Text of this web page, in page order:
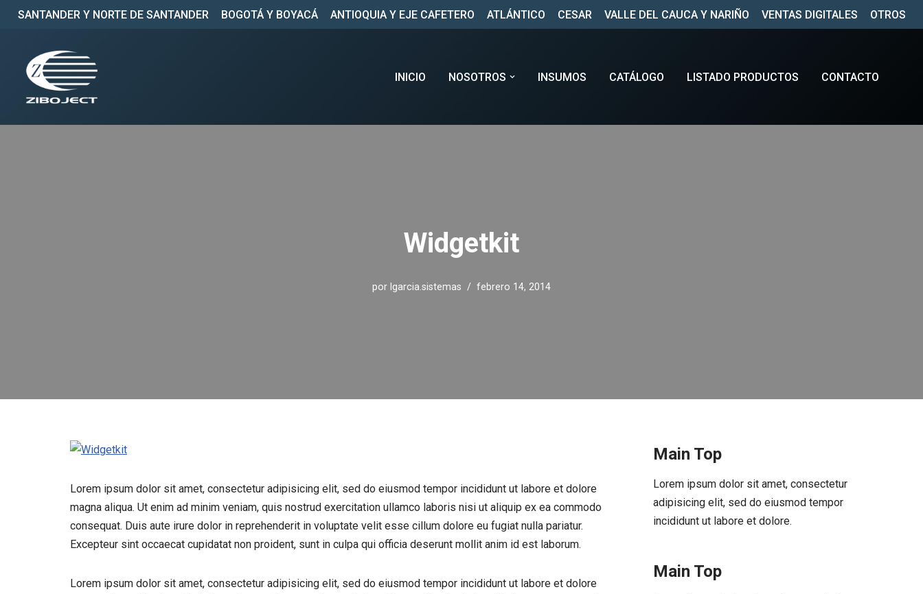
contenido
SANTANDER Y NORTE DE SANTANDER BOGOTÁ Y BOYACÁ ANTIOQUIA Y EJE CAFETERO ATLÁNTICO CESAR VALLE DEL CAUCA Y NARIÑO VENTAS DIGITALES OTROS
INICIO NOSOTROS INSUMOS CATÁLOGO LISTADO PRODUCTOS CONTACTO
Widgetkit
por lgarcia.sistemas febrero 14, 2014
Lorem ipsum dolor sit amet, consectetur adipisicing elit, sed do eiusmod tempor incididunt ut labore et dolore
magna aliqua. Ut enim ad minim veniam, quis nostrud exercitation ullamco laboris nisi ut aliquip ex ea commodo
consequat. Duis aute irure dolor in reprehenderit in voluptate velit esse cillum dolore eu fugiat nulla pariatur.
Excepteur sint occaecat cupidatat non proident, sunt in culpa qui officia deserunt mollit anim id est laborum.
Lorem ipsum dolor sit amet, consectetur adipisicing elit, sed do eiusmod tempor incididunt ut labore et dolore
Main Top
Lorem ipsum dolor sit amet, consectetur
adipisicing elit, sed do eiusmod tempor
incididunt ut labore et dolore.
Main Top